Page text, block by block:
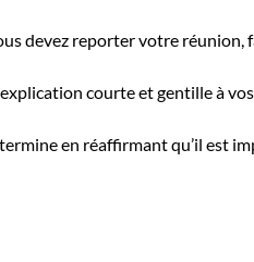
devez reporter votre réunion,
courte et gentille à
en réaffirmant qu’il est